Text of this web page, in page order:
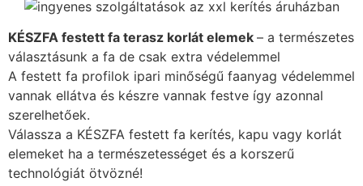
KÉSZFA festett fa terasz korlát elemek – a természetes
választásunk a fa de csak extra védelemmel
A festett fa profilok ipari minőségű faanyag védelemmel
vannak ellátva és készre vannak festve így azonnal
szerelhetőek.
Válassza a KÉSZFA festett fa kerítés, kapu vagy korlát
elemeket ha a természetességet és a korszerű
technológiát ötvözné!